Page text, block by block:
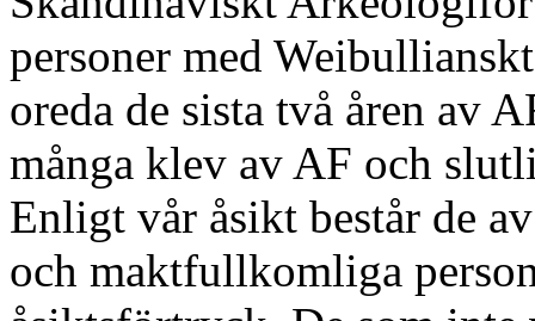
personer med
oreda de sista två åren av
många klev av AF och
Enligt vår åsikt består de
och maktfullkomliga